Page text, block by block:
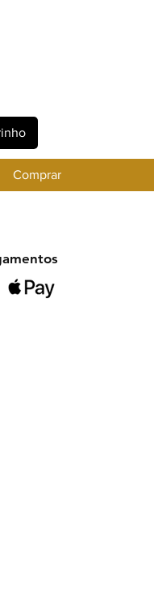
Comprar